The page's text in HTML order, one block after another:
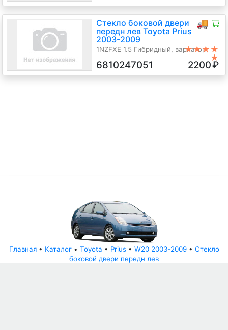
🚚
Стекло боковой двери
передн лев Toyota Prius
2003-2009
1NZFXE 1.5 Гибридный, вариатор,
★★★★
★
6810247051 2200₽
Главная• Каталог• Toyota • Prius• W20 2003-2009• Стекло
боковой двери передн лев